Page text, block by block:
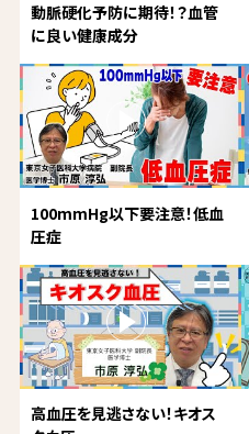
動脈硬化予防に期待！？血管
に良い健康成分
100mmHg以下要注意！低血
圧症
高血圧を見逃さない！キオス